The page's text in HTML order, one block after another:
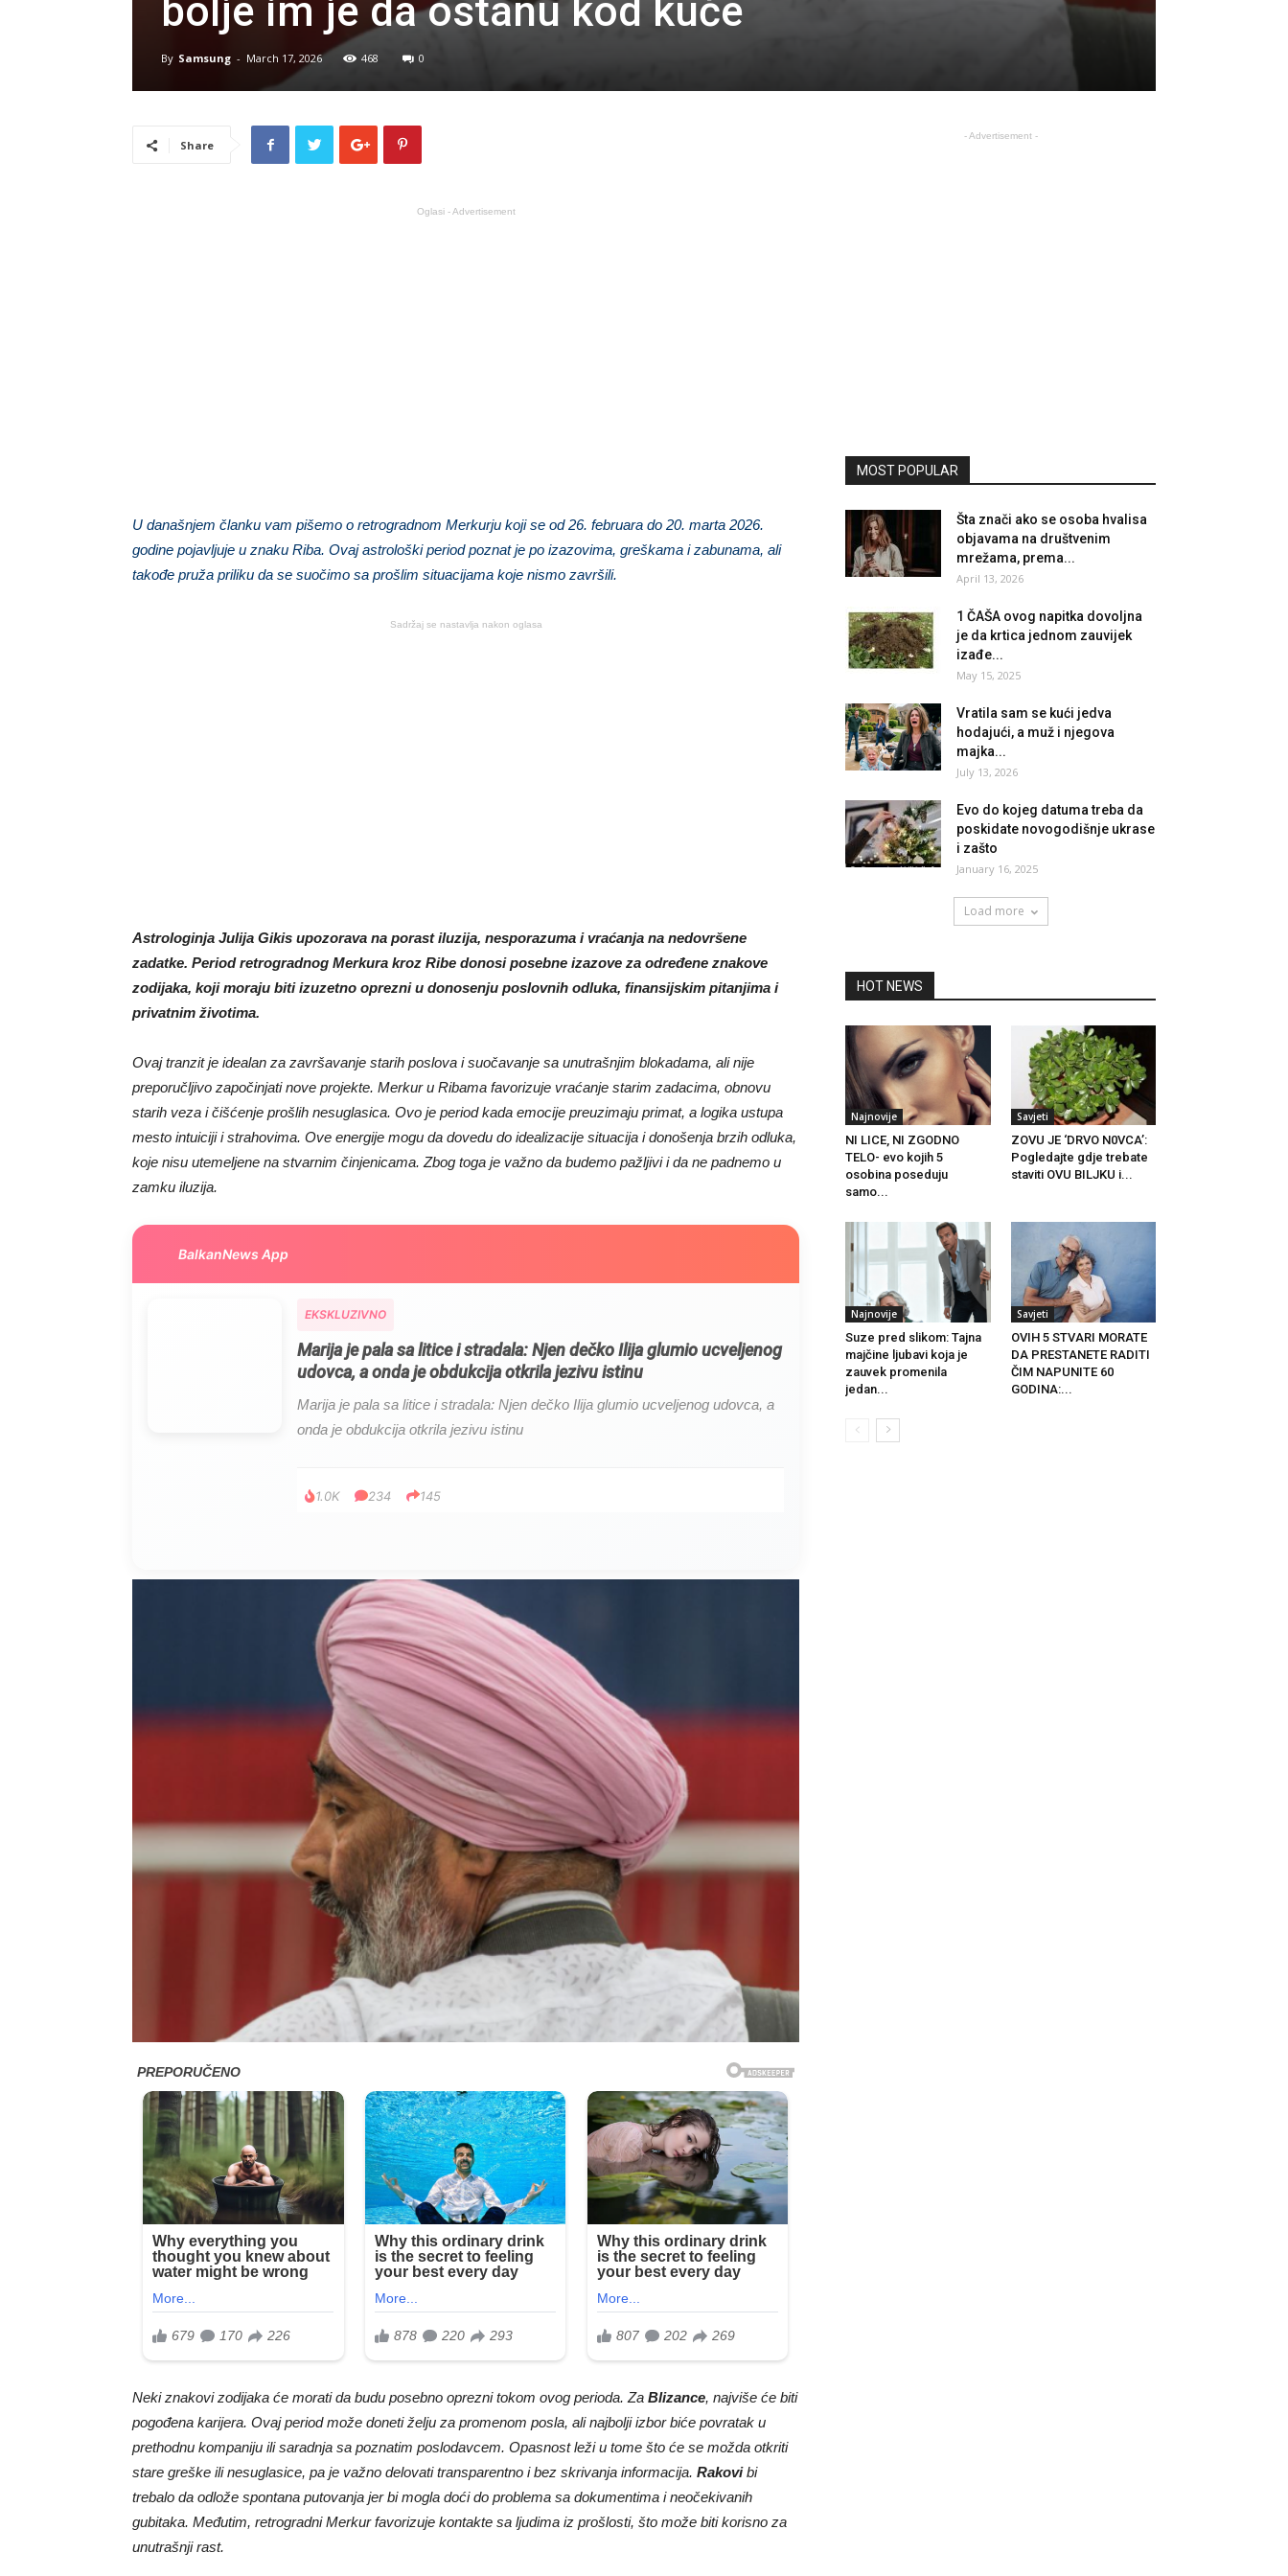
bolje im je da ostanu kod kuće
By Samsung - March 17, 2026 468 0
Share
Oglasi - Advertisement
U današnjem članku vam pišemo o retrogradnom Merkurju koji se od 26. februara do 20. marta 2026.
godine pojavljuje u znaku Riba. Ovaj astrološki period poznat je po izazovima, greškama i zabunama, ali
takođe pruža priliku da se suočimo sa prošlim situacijama koje nismo završili.
Sadržaj se nastavlja nakon oglasa
Astrologinja Julija Gikis upozorava na porast iluzija, nesporazuma i vraćanja na nedovršene
zadatke. Period retrogradnog Merkura kroz Ribe donosi posebne izazove za određene znakove
zodijaka, koji moraju biti izuzetno oprezni u donosenju poslovnih odluka, finansijskim pitanjima i
privatnim životima.
Ovaj tranzit je idealan za završavanje starih poslova i suočavanje sa unutrašnjim blokadama, ali nije
preporučljivo započinjati nove projekte. Merkur u Ribama favorizuje vraćanje starim zadacima, obnovu
starih veza i čišćenje prošlih nesuglasica. Ovo je period kada emocije preuzimaju primat, a logika ustupa
mesto intuiciji i strahovima. Ove energije mogu da dovedu do idealizacije situacija i donošenja brzih odluka,
koje nisu utemeljene na stvarnim činjenicama. Zbog toga je važno da budemo pažljivi i da ne padnemo u
zamku iluzija.
BalkanNews App
EKSKLUZIVNO
Marija je pala sa litice i stradala: Njen dečko Ilija glumio ucveljenog
udovca, a onda je obdukcija otkrila jezivu istinu
Marija je pala sa litice i stradala: Njen dečko Ilija glumio ucveljenog udovca, a
onda je obdukcija otkrila jezivu istinu
1.0K 234 145
Neki znakovi zodijaka će morati da budu posebno oprezni tokom ovog perioda. Za Blizance, najviše će biti
pogođena karijera. Ovaj period može doneti želju za promenom posla, ali najbolji izbor biće povratak u
prethodnu kompaniju ili saradnja sa poznatim poslodavcem. Opasnost leži u tome što će se možda otkriti
stare greške ili nesuglasice, pa je važno delovati transparentno i bez skrivanja informacija. Rakovibi
trebalo da odlože spontana putovanja jer bi mogla doći do problema sa dokumentima i neočekivanih
gubitaka. Međutim, retrogradni Merkur favorizuje kontakte sa ljudima iz prošlosti, što može biti korisno za
unutrašnji rast.
- Advertisement -
MOST POPULAR
Šta znači ako se osoba hvalisa
objavama na društvenim
mrežama, prema...
April 13, 2026
1 ČAŠA ovog napitka dovoljna
je da krtica jednom zauvijek
izađe...
May 15, 2025
Vratila sam se kući jedva
hodajući, a muž i njegova
majka...
July 13, 2026
Evo do kojeg datuma treba da
poskidate novogodišnje ukrase
i zašto
January 16, 2025
Load more
HOT NEWS
Najnovije
NI LICE, NI ZGODNO
TELO- evo kojih 5
osobina poseduju
samo...
Savjeti
ZOVU JE ‘DRVO N0VCA’:
Pogledajte gdje trebate
staviti OVU BILJKU i...
Najnovije
Suze pred slikom: Tajna
majčine ljubavi koja je
zauvek promenila
jedan...
Savjeti
OVIH 5 STVARI MORATE
DA PRESTANETE RADITI
ČIM NAPUNITE 60
GODINA:...